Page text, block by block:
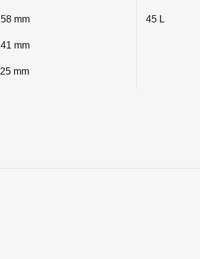
58 mm
41 mm
25 mm
45 L